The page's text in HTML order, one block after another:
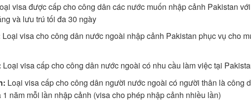
visa được cấp cho công dân các nước muốn nhập cảnh Pakistan
và lưu trú tối đa 30 ngày
Loại visa cho công dân nước ngoài nhập cảnh Pakistan phục vụ cho
Loại visa cấp cho công dân nước ngoài có nhu cầu làm việc tại
Loại visa cấp cho công dân người nước ngoài có người thân là công
năm mỗi lần nhập cảnh (visa cho phép nhập cảnh nhiều lần)